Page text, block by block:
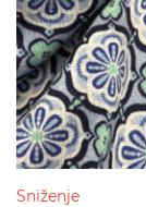
Sniženje